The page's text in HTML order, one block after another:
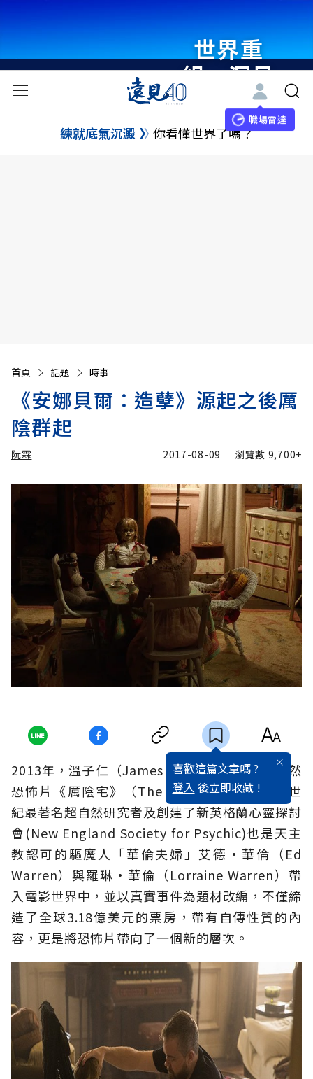
世界重
組・洞見
未來 與
世界領袖
職場雷達
練就底氣沉澱 你看懂世界了嗎？
首頁 話題 時事
《安娜貝爾：造孽》源起之後厲
陰群起
阮霖 2017-08-09 瀏覽數 9,700+
喜歡這篇文章嗎 ?
登入 後立即收藏 !
2013年，溫子仁（James Wan）所執導的超自然
恐怖片《厲陰宅》（The Conjuring），將20世
紀最著名超自然研究者及創建了新英格蘭心靈探討
會(New England Society for Psychic)也是天主
教認可的驅魔人「華倫夫婦」艾德•華倫（Ed
Warren）與羅琳•華倫（Lorraine Warren）帶
入電影世界中，並以真實事件為題材改編，不僅締
造了全球3.18億美元的票房，帶有自傳性質的內
容，更是將恐怖片帶向了一個新的層次。